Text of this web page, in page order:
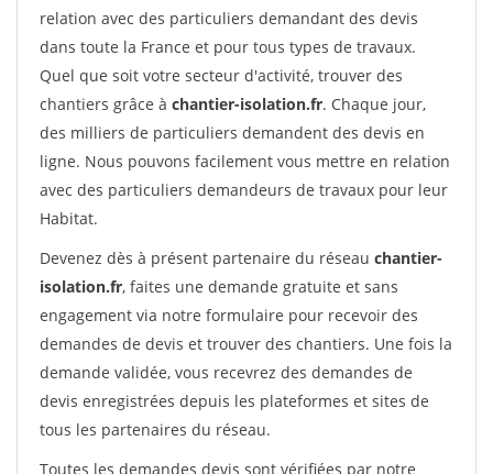
relation avec des particuliers demandant des devis
dans toute la France et pour tous types de travaux.
Quel que soit votre secteur d'activité, trouver des
chantiers grâce à chantier-isolation.fr. Chaque jour,
des milliers de particuliers demandent des devis en
ligne. Nous pouvons facilement vous mettre en relation
avec des particuliers demandeurs de travaux pour leur
Habitat.
Devenez dès à présent partenaire du réseau chantier-
isolation.fr, faites une demande gratuite et sans
engagement via notre formulaire pour recevoir des
demandes de devis et trouver des chantiers. Une fois la
demande validée, vous recevrez des demandes de
devis enregistrées depuis les plateformes et sites de
tous les partenaires du réseau.
Toutes les demandes devis sont vérifiées par notre